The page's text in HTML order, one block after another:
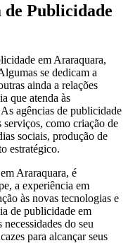
de Publicidade
em Araraquara,
se dedicam a
ainda a relações
que atenda às
agências de publicidade
como criação de
sociais, produção de
estratégico.
Araraquara, é
a experiência em
às novas tecnologias e
de publicidade em
do seu
para alcançar seus